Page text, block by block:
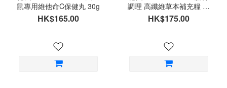
鼠專用維他命C保健丸 30g
HK$165.00
調理 高纖維草本補充糧 飼
料1kg (兔仔/天竺鼠適用)
HK$175.00